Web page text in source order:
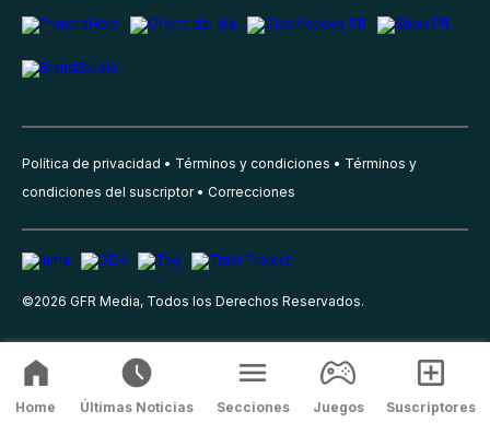
Política de privacidad Términos y condiciones
Términos y
condiciones del suscriptor
Correcciones
©2026 GFR Media, Todos los Derechos Reservados.
Home Últimas Noticias Secciones Juegos Suscriptores